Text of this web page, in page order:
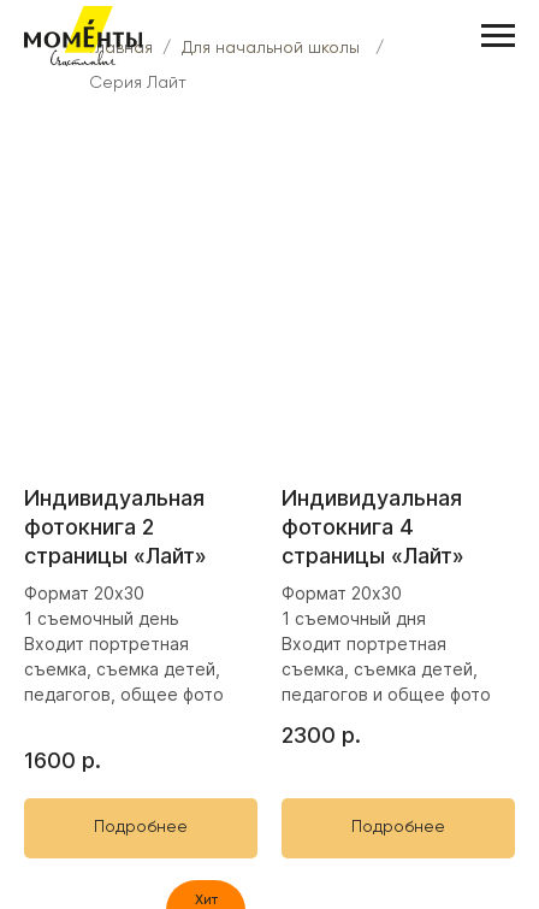
Главная
Главная Для начальной школы
Для начальной школы
Серия Лайт
/ /
Индивидуальная
фотокнига 2
страницы «Лайт»
Формат 20х30
1 съемочный день
Входит портретная
съемка, съемка детей,
педагогов, общее фото
1600 р.
Подробнее
Индивидуальная
фотокнига 4
страницы «Лайт»
Формат 20х30
1 съемочный дня
Входит портретная
съемка, съемка детей,
педагогов и общее фото
2300 р.
Подробнее
Хит